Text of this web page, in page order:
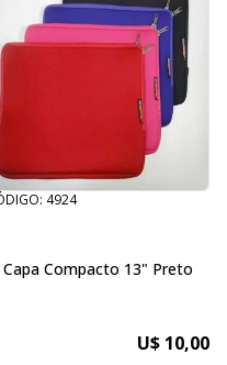
4924
Capa Compacto 13" Preto
U$ 10,00